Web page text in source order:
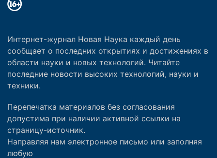
Интернет-журнал Новая Наука каждый день
сообщает о последних открытиях и достижениях в
области науки и новых технологий. Читайте
последние новости высоких технологий, науки и
техники.
Перепечатка материалов без согласования
допустима при наличии активной ссылки на
страницу-источник.
Направляя нам электронное письмо или заполняя
любую